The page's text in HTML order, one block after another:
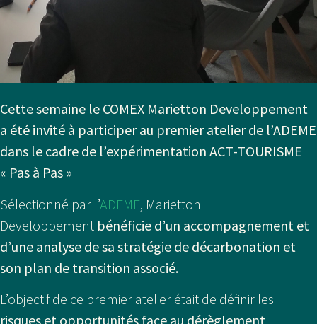
Cette semaine le COMEX Marietton Developpement
a été invité à participer au premier atelier de l’ADEME
dans le cadre de l’expérimentation ACT-TOURISME
« Pas à Pas »
Sélectionné par l’ADEME, Marietton
Developpement bénéficie d’un accompagnement et
d’une analyse de sa stratégie de décarbonation et
son plan de transition associé.
L’objectif de ce premier atelier était de définir les
risques et opportunités face au dérèglement